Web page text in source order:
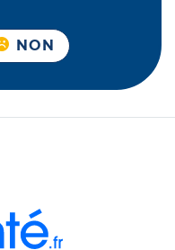
NON